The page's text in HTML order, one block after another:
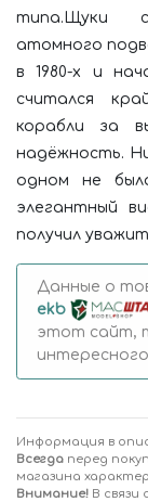
типа.Щуки
атомного
в 1980-х и
считался
корабли за
надёжность.
одном не
элегантный
получил
Данные о
ekb
этот сайт,
Информация в
Всегда перед
магазина
Внимание! В